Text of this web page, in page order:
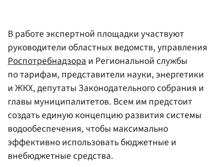
В работе экспертной площадки участвуют
руководители областных ведомств, управления
Роспотребнадзораи Региональной службы
по тарифам, представители науки, энергетики
и ЖКХ, депутаты Законодательного собрания и
главы муниципалитетов. Всем им предстоит
создать единую концепцию развития системы
водообеспечения, чтобы максимально
эффективно использовать бюджетные и
внебюджетные средства.